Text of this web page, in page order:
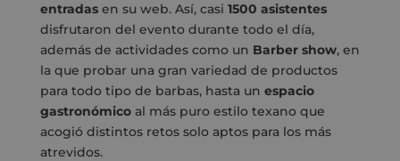
entradasen su web. Así, casi 1500 asistentes
disfrutaron del evento durante todo el día,
además de actividades como un Barber show, en
la que probar una gran variedad de productos
para todo tipo de barbas, hasta un espacio
gastronómicoal más puro estilo texano que
acogió distintos retos solo aptos para los más
atrevidos.